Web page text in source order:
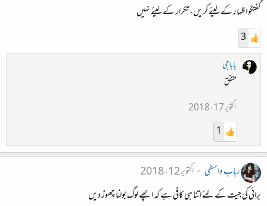
گفتگو اظہار کے لیئے کریں، تکرار کے لیئے نہیں
3
باباجی
متفق
اکتوبر 17، 2018
1
رباب واسطی
اکتوبر 12، 2018
برائی کی جیت کے لئے اتنا ہی کافی ہے کہ اچھے لوگ بولنا چھوڑ دیں